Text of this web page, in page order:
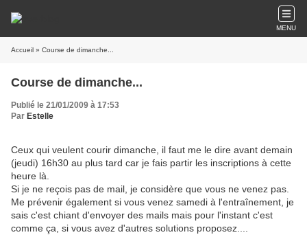
MENU
Accueil » Course de dimanche...
Course de dimanche...
Publié le 21/01/2009 à 17:53
Par Estelle
Ceux qui veulent courir dimanche, il faut me le dire avant demain
(jeudi) 16h30 au plus tard car je fais partir les inscriptions à cette
heure là.
Si je ne reçois pas de mail, je considère que vous ne venez pas.
Me prévenir également si vous venez samedi à l'entraînement, je
sais c'est chiant d'envoyer des mails mais pour l'instant c'est
comme ça, si vous avez d'autres solutions proposez....